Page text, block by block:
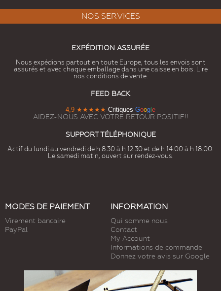
NOS SERVICES
EXPÉDITION ASSURÉE
Nous expédions partout en toute Europe, tous les envois sont
assurés et avec chaque emballage dans une caisse en bois. Lire
nos conditions de vente.
FEED BACK
4,9 ★★★★★ Critiques Goog e
AIDEZ-NOUS AVEC VOTRE RETOUR POSITIF!!
SUPPORT TÉLÉPHONIQUE
Actif du lundi au vendredi de h 8.30 à h 12.30 et de h 14.00 à h 18.00.
Le samedi matin, ouvert sur rendez-vous.
MODES DE PAIEMENT
Virement bancaire
PayPal
INFORMATION
Qui somme nous
Contact
My Account
Informations de commande
Donnez votre avis sur Google